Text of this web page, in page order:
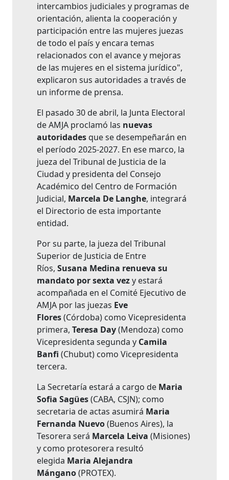
intercambios judiciales y programas de
orientación, alienta la cooperación y
participación entre las mujeres juezas
de todo el país y encara temas
relacionados con el avance y mejoras
de las mujeres en el sistema jurídico",
explicaron sus autoridades a través de
un informe de prensa.
El pasado 30 de abril, la Junta Electoral
de AMJA proclamó las nuevas
autoridades que se desempeñarán en
el período 2025-2027. En ese marco, la
jueza del Tribunal de Justicia de la
Ciudad y presidenta del Consejo
Académico del Centro de Formación
Judicial, Marcela De Langhe, integrará
el Directorio de esta importante
entidad.
Por su parte, la jueza del Tribunal
Superior de Justicia de Entre
Ríos, Susana Medina renueva su
mandato por sexta vezy estará
acompañada en el Comité Ejecutivo de
AMJA por las juezas Eve
Flores(Córdoba) como Vicepresidenta
primera, Teresa Day(Mendoza) como
Vicepresidenta segunda y Camila
Banfi (Chubut) como Vicepresidenta
tercera.
La Secretaría estará a cargo de Maria
Sofia Sagües(CABA, CSJN); como
secretaria de actas asumirá Maria
Fernanda Nuevo(Buenos Aires), la
Tesorera será Marcela Leiva (Misiones)
y como protesorera resultó
elegida Maria Alejandra
Mángano(PROTEX).